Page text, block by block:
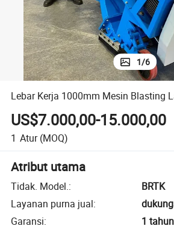
1/6
Lebar Kerja 1000mm Mesin Blasting
US$7.000,00-15.000,00
1 Atur (MOQ)
Atribut utama
Tidak. Model.:
BRTK
Layanan purna jual:
Garansi:
1 tahun